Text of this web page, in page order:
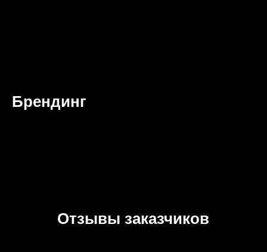
Брендинг
Отзывы заказчиков